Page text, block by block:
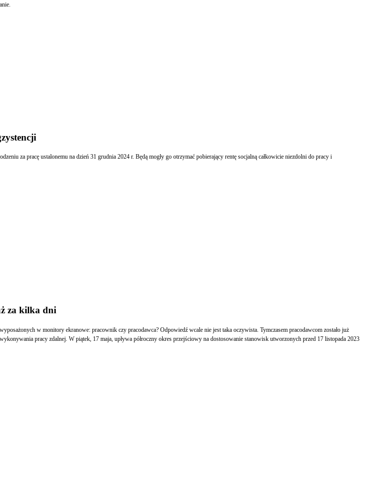
za pracę ustalonemu na dzień 31 grudnia 2024 r. Będą mogły go otrzymać pobierający rentę socjalną całkowicie niezdolni do pracy i
za kilka dni
w monitory ekranowe: pracownik czy pracodawca? Odpowiedź wcale nie jest taka oczywista. Tymczasem pracodawcom zostało już
pracy zdalnej. W piątek, 17 maja, upływa półroczny okres przejściowy na dostosowanie stanowisk utworzonych przed 17 listopada 2023